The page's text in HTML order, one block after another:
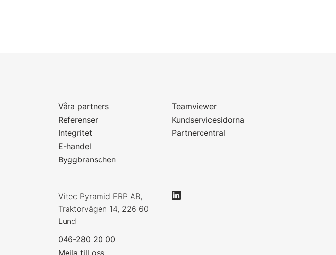
Våra partners
Referenser
Integritet
E-handel
Byggbranschen
Teamviewer
Kundservicesidorna
Partnercentral
Vitec Pyramid ERP AB,
Traktorvägen 14, 226 60
Lund
046-280 20 00
Mejla till oss